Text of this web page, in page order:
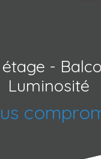
-
Luminosité